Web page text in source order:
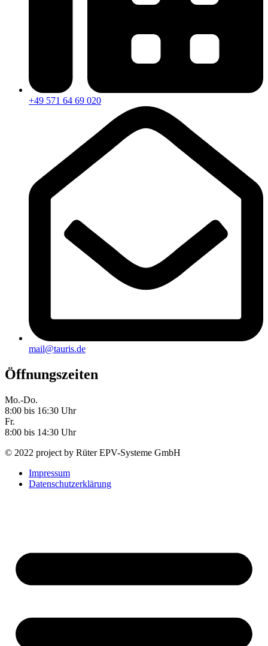
+49 571 64 69 020
mail@tauris.de
Öffnungszeiten
Mo.-Do.
8:00 bis 16:30 Uhr
Fr.
8:00 bis 14:30 Uhr
© 2022 project by Rüter EPV-Systeme GmbH
Impressum
Datenschutzerklärung